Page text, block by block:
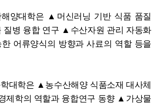
해양대학은 ▲머신러닝 기반 식품 품질
병 융합 연구 ▲수산자원 관리 자동화
어류양식의 방향과 사료의 역할 등을
대학은 ▲농수산해양 식품소재 대사체
제학의 역할과 융합연구 동향 ▲가상물